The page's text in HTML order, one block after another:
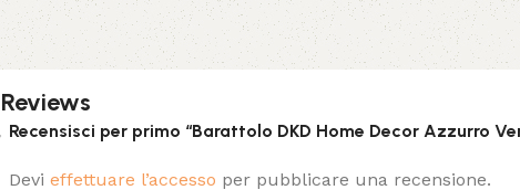
Recensisci per primo “Barattolo DKD Home Decor Azzurro
Devi effettuare l’accesso per pubblicare una recensione.